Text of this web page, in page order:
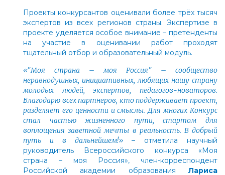
Проекты конкурсантов оценивали более трёх тысяч
экспертов из всех регионов страны. Экспертизе в
проекте уделяется особое внимание – претенденты
на участие в оценивании работ проходят
тщательный отбор и образовательный модуль.
«"Моя страна – моя Россия" – сообщество
неравнодушных, инициативных, любящих нашу страну
молодых людей, экспертов, педагогов-новаторов.
Благодарю всех партнеров, кто поддерживает проект,
разделяет его ценности и смыслы. Для многих Конкурс
стал частью жизненного пути, стартом для
воплощения заветной мечты в реальность. В добрый
путь и в дальнейшем!»– отметила научный
руководитель Всероссийского конкурса «Моя
страна – моя Россия», член-корреспондент
Российской академии образования Лариса